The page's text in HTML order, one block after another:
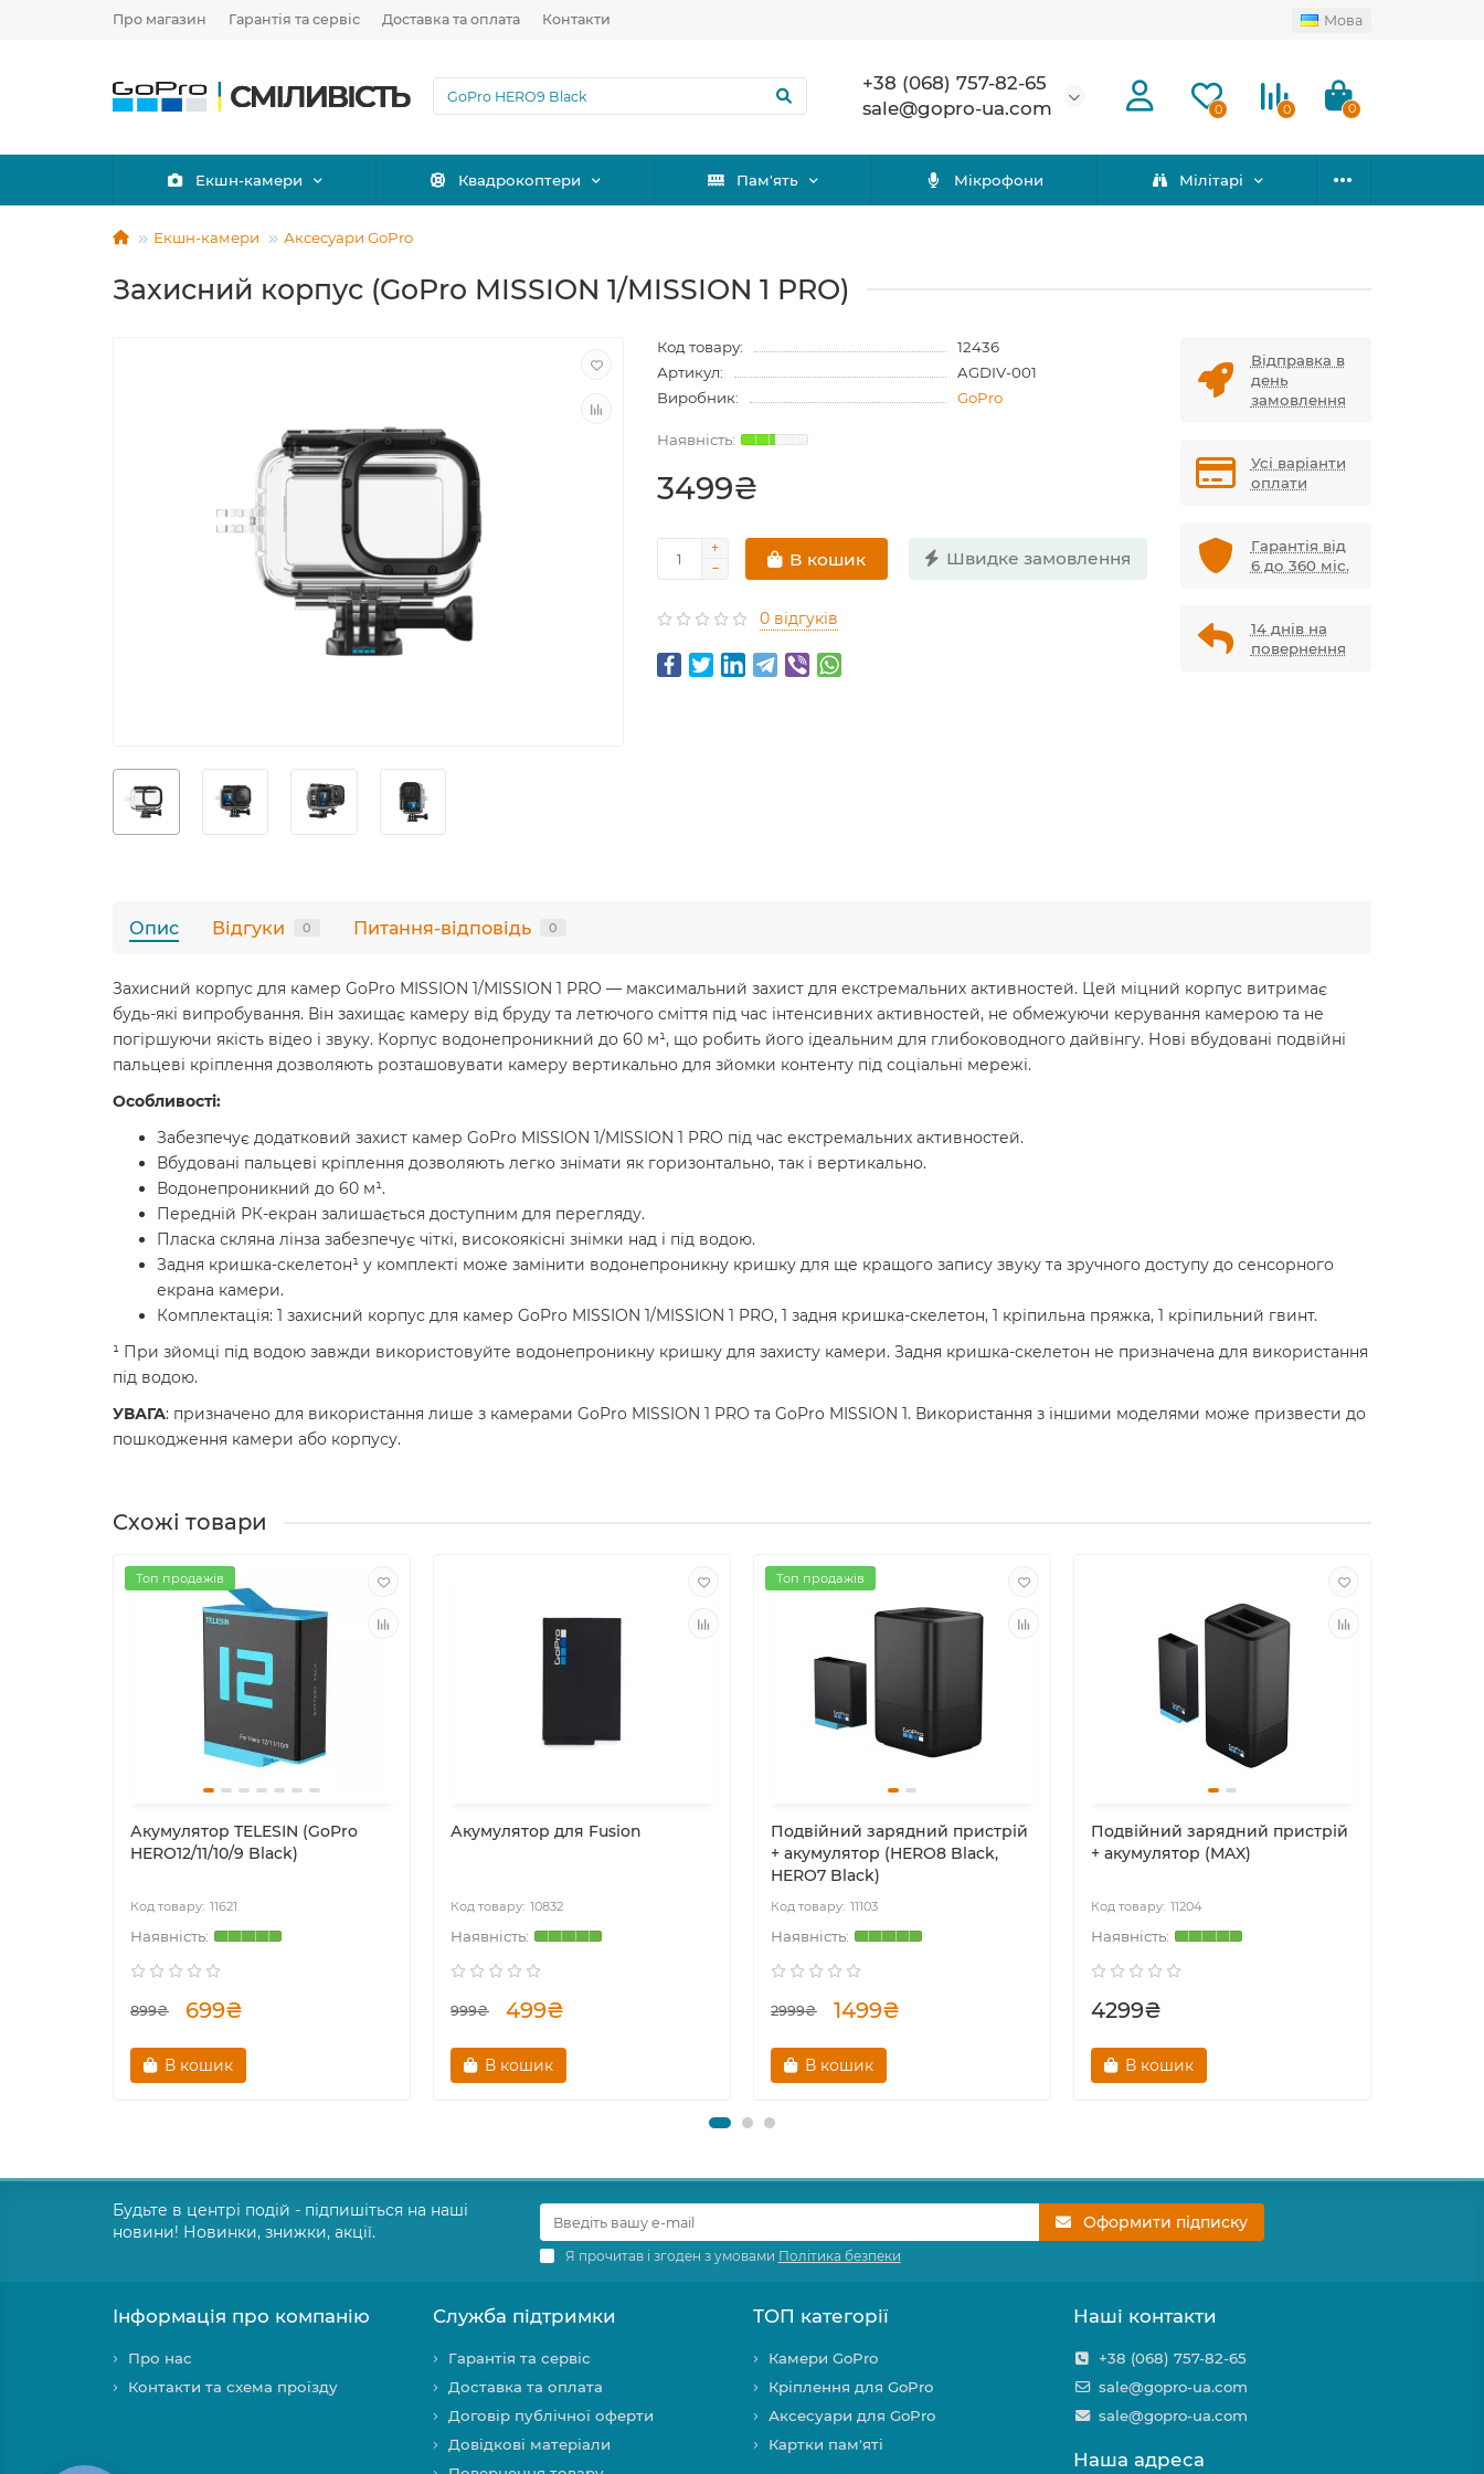
Про магазин Гарантія та сервіс Доставка та оплата Контакти Мова
+38 (068) 757-82-65
sale@gopro-ua.com
0 0 0
Екшн-камери Квадрокоптери Пам'ять Мікрофони Мілітарі
Екшн-камери Аксесуари GoPro
Захисний корпус (GoPro MISSION 1/MISSION 1 PRO)
Код товару:
12436
Артикул:
AGDIV-001
Виробник:
GoPro
3499₴
В кошик Швидке замовлення
0 відгуків
Відправка в
день
замовлення
Усі варіанти
оплати
Гарантія від
6 до 360 міс.
14 днів на
повернення
Опис Відгуки 0 Питання-відповідь 0
Захисний корпус для камер GoPro MISSION 1/MISSION 1 PRO — максимальний захист для екстремальних активностей. Цей міцний корпус витримає
будь-які випробування. Він захищає камеру від бруду та летючого сміття під час інтенсивних активностей, не обмежуючи керування камерою та не
погіршуючи якість відео і звуку. Корпус водонепроникний до 60 м¹, що робить його ідеальним для глибоководного дайвінгу. Нові вбудовані подвійні
пальцеві кріплення дозволяють розташовувати камеру вертикально для зйомки контенту під соціальні мережі.
Особливості:
Забезпечує додатковий захист камер GoPro MISSION 1/MISSION 1 PRO під час екстремальних активностей.
Вбудовані пальцеві кріплення дозволяють легко знімати як горизонтально, так і вертикально.
Водонепроникний до 60 м¹.
Передній РК-екран залишається доступним для перегляду.
Пласка скляна лінза забезпечує чіткі, високоякісні знімки над і під водою.
Задня кришка-скелетон¹ у комплекті може замінити водонепроникну кришку для ще кращого запису звуку та зручного доступу до сенсорного
екрана камери.
Комплектація: 1 захисний корпус для камер GoPro MISSION 1/MISSION 1 PRO, 1 задня кришка-скелетон, 1 кріпильна пряжка, 1 кріпильний гвинт.
¹ При зйомці під водою завжди використовуйте водонепроникну кришку для захисту камери. Задня кришка-скелетон не призначена для використання
під водою.
УВАГА: призначено для використання лише з камерами GoPro MISSION 1 PRO та GoPro MISSION 1. Використання з іншими моделями може призвести до
пошкодження камери або корпусу.
Схожі товари
Топ продажів
Акумулятор TELESIN (GoPro
HERO12/11/10/9 Black)
11621
899₴ 699₴
В кошик
Акумулятор для Fusion
10832
999₴ 499₴
В кошик
Топ продажів
Подвійний зарядний пристрій
+ акумулятор (HERO8 Black,
HERO7 Black)
11103
2999₴ 1499₴
В кошик
Подвійний зарядний пристрій
+ акумулятор (MAX)
11204
4299₴
В кошик
Будьте в центрі подій - підпишіться на наші
новини! Новинки, знижки, акції.
Оформити підписку
Я прочитав і згоден з умовами Політика безпеки
Інформація про компанію
Про нас
Контакти та схема проїзду
Служба підтримки
Гарантія та сервіс
Доставка та оплата
Договір публічної оферти
Довідкові матеріали
ТОП категорії
Камери GoPro
Кріплення для GoPro
Аксесуари для GoPro
Картки пам'яті
Наші контакти
+38 (068) 757-82-65
sale@gopro-ua.com
sale@gopro-ua.com
Наша адреса